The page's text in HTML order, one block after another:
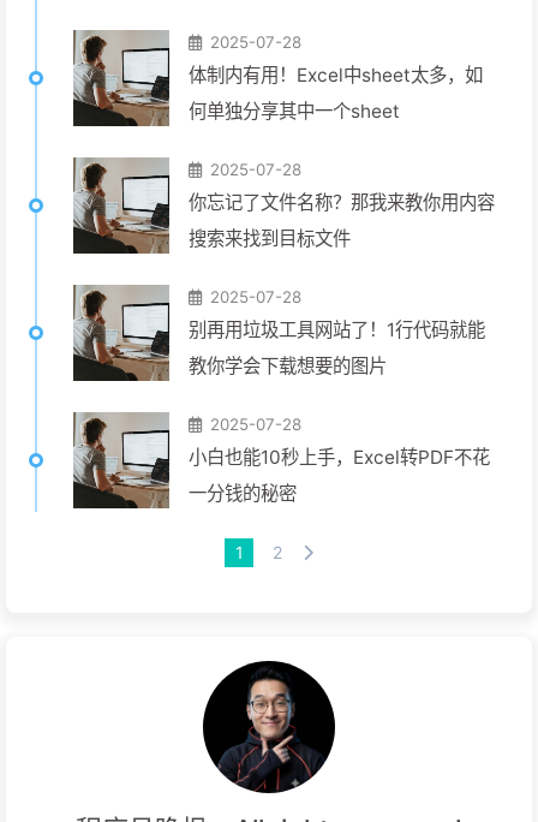
2025-07-28
体制内有用！Excel中sheet太多，如
何单独分享其中一个sheet
2025-07-28
你忘记了文件名称？那我来教你用内容
搜索来找到目标文件
2025-07-28
别再用垃圾工具网站了！1行代码就能
教你学会下载想要的图片
2025-07-28
小白也能10秒上手，Excel转PDF不花
一分钱的秘密
1 2